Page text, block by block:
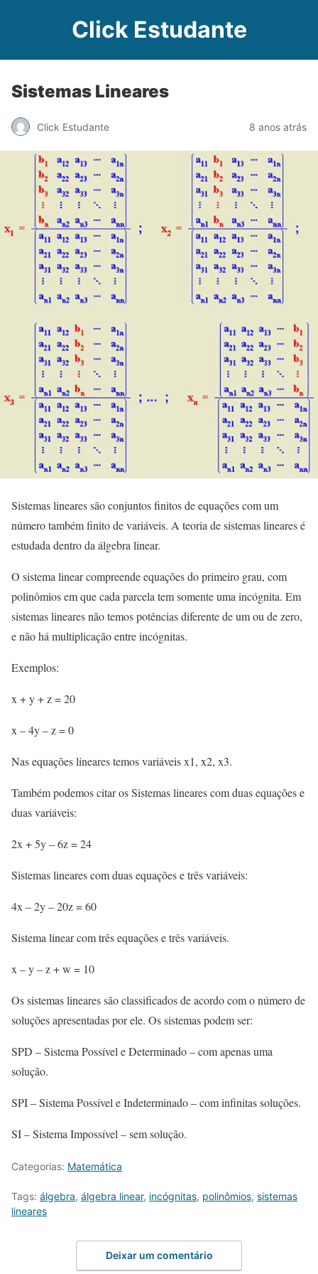
Click Estudante
Sistemas Lineares
Click Estudante 8 anos atrás
Sistemas lineares são conjuntos finitos de equações com um
número também finito de variáveis. A teoria de sistemas lineares é
estudada dentro da álgebra linear.
O sistema linear compreende equações do primeiro grau, com
polinômios em que cada parcela tem somente uma incógnita. Em
sistemas lineares não temos potências diferente de um ou de zero,
e não há multiplicação entre incógnitas.
Exemplos:
x + y + z = 20
x – 4y – z = 0
Nas equações lineares temos variáveis x1, x2, x3.
Também podemos citar os Sistemas lineares com duas equações e
duas variáveis:
2x + 5y – 6z = 24
Sistemas lineares com duas equações e três variáveis:
4x – 2y – 20z = 60
Sistema linear com três equações e três variáveis.
x – y – z + w = 10
Os sistemas lineares são classificados de acordo com o número de
soluções apresentadas por ele. Os sistemas podem ser:
SPD – Sistema Possível e Determinado – com apenas uma
solução.
SPI – Sistema Possível e Indeterminado – com infinitas soluções.
SI – Sistema Impossível – sem solução.
Categorias: Matemática
Tags: álgebra, álgebra linear, incógnitas, polinômios, sistemas
lineares
Deixar um comentário